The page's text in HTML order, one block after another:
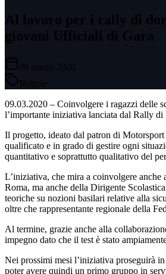
Al lavoro per i rally di
giovani Ufficiali di Gara
09 marzo 2020
Notizie
09.03.2020 – Coinvolgere i ragazzi delle
l’importante iniziativa lanciata dal Rally
Il progetto, ideato dal patron di
qualificato e in grado di gestire ogni
quantitativo e soprattutto qualitativo del
L’iniziativa, che mira a coinvolgere
Roma, ma anche della Dirigente
teoriche su nozioni basilari relative alla
oltre che rappresentante regionale della
Al termine, grazie anche alla
impegno dato che il test è stato
Nei prossimi mesi l’iniziativa proseguirà
poter avere quindi un primo gruppo in